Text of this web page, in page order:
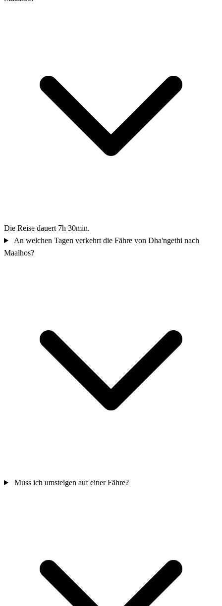
Die Reise dauert 7h 30min.
An welchen Tagen verkehrt die Fähre von Dha'ngethi nach
Maalhos?
Muss ich umsteigen auf einer Fähre?